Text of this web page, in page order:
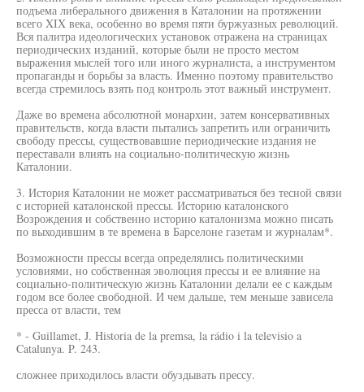
подъема либерального движения в Каталонии на протяжении
всего XIX века, особенно во время пяти буржуазных революций.
Вся палитра идеологических установок отражена на страницах
периодических изданий, которые были не просто местом
выражения мыслей того или иного журналиста, а инструментом
пропаганды и борьбы за власть. Именно поэтому правительство
всегда стремилось взять под контроль этот важный инструмент.
Даже во времена абсолютной монархии, затем консервативных
правительств, когда власти пытались запретить или ограничить
свободу прессы, существовавшие периодические издания не
переставали влиять на социально-политическую жизнь
Каталонии.
3. История Каталонии не может рассматриваться без тесной связи
с историей каталонской прессы. Историю каталонского
Возрождения и собственно историю каталонизма можно писать
по выходившим в те времена в Барселоне газетам и журналам*.
Возможности прессы всегда определялись политическими
условиями, но собственная эволюция прессы и ее влияние на
социально-политическую жизнь Каталонии делали ее с каждым
годом все более свободной. И чем дальше, тем меньше зависела
пресса от власти, тем
* - Guillamet, J. Historia de la premsa, la rádio i la televisio a
Catalunya. P. 243.
сложнее приходилось власти обуздывать прессу.